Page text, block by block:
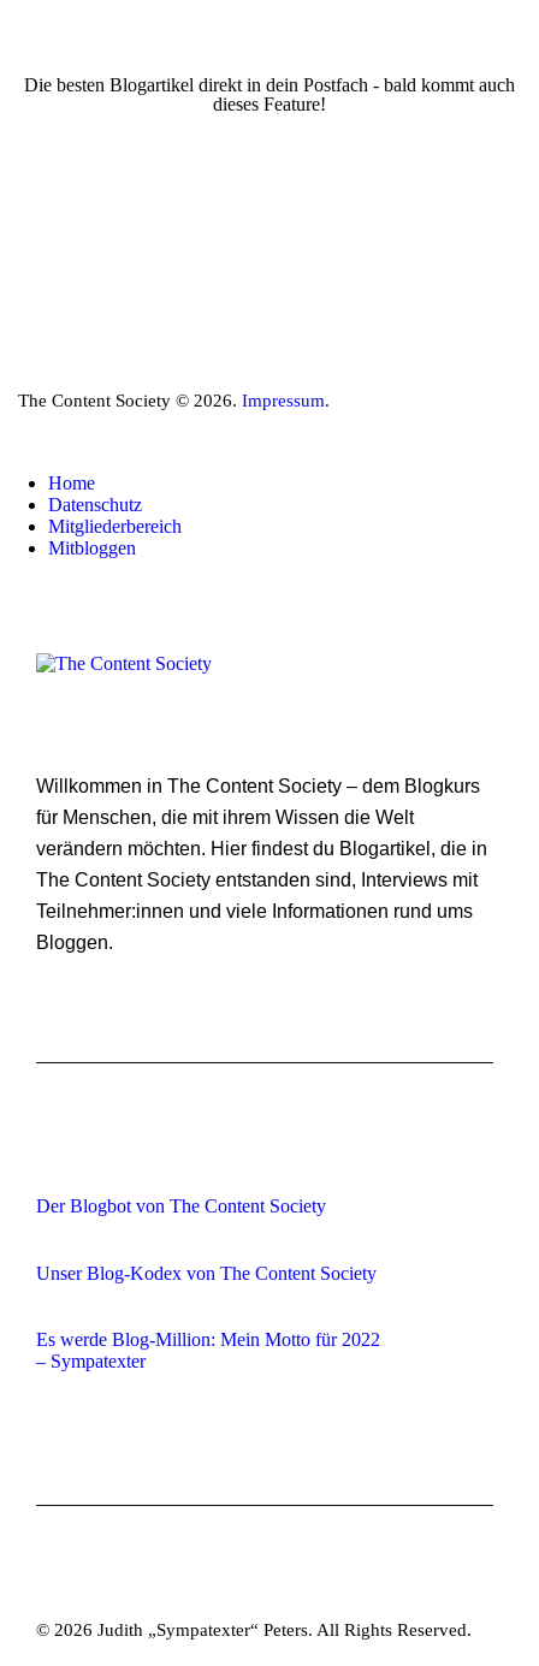
Die besten Blogartikel direkt in dein Postfach - bald kommt auch
dieses Feature!
The Content Society © 2026. Impressum.
Home
Datenschutz
Mitgliederbereich
Mitbloggen
Willkommen in The Content Society – dem Blogkurs
für Menschen, die mit ihrem Wissen die Welt
verändern möchten. Hier findest du Blogartikel, die in
The Content Society entstanden sind, Interviews mit
Teilnehmer:innen und viele Informationen rund ums
Bloggen.
Der Blogbot von The Content Society
Unser Blog-Kodex von The Content Society
Es werde Blog-Million: Mein Motto für 2022
– Sympatexter
© 2026 Judith „Sympatexter“ Peters. All Rights Reserved.